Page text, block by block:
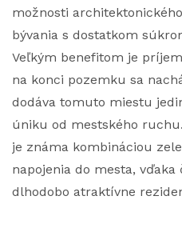
možnosti
bývania s dostatkom
Veľkým benefitom je
na konci pozemku sa
dodáva tomuto miestu
úniku od mestského
je známa kombináciou
napojenia do mesta,
dlhodobo atraktívne